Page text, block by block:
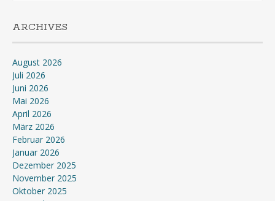
ARCHIVES
August 2026
Juli 2026
Juni 2026
Mai 2026
April 2026
März 2026
Februar 2026
Januar 2026
Dezember 2025
November 2025
Oktober 2025